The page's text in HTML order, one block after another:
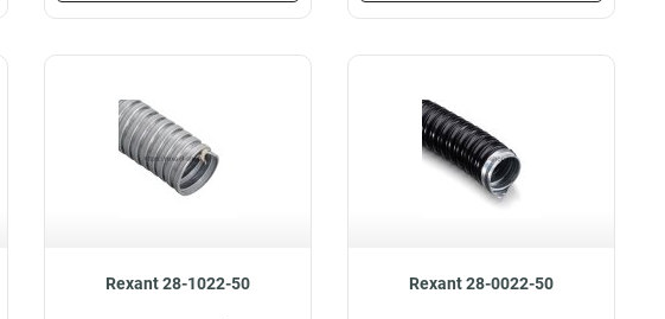
Rexant 28-1022-50 Rexant 28-0022-50